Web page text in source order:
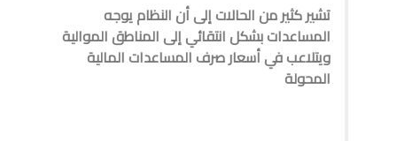
تشير كثير من الحالات إلى أن النظام يوجه
المساعدات بشكل انتقائي إلى المناطق الموالية
ويتلاعب في أسعار صرف المساعدات المالية
المحولة